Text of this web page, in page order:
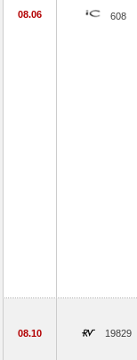
08.06 608
08.10 19829